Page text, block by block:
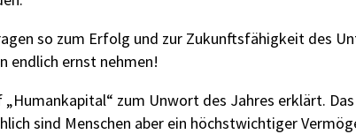
so zum Erfolg und zur Zukunftsfähigkeit des
endlich ernst nehmen!
zum Unwort des Jahres erklärt.
sind Menschen aber ein höchstwichtiger